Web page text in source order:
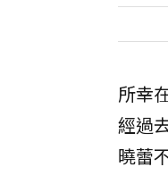
所幸
經過
曉蕾